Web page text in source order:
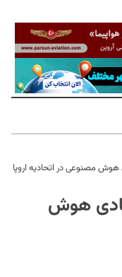
مصنوعی در اتحادیه اروپا
هوش